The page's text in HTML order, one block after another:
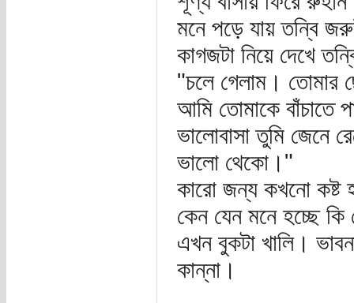
মনে পড়ে যায় তন্বি
কাগজটা নিয়ে দেখে
"চলে গেলাম। তোমার
আমি তোমাকে বাঁচাতে
ভালোবাসা তুমি জেনে
ভালো থেকো।"
কারো জন্য কখনো কষ্ট
কেন যেন মনে হচ্ছে
এখন বুকটা খালি।
কান্না।